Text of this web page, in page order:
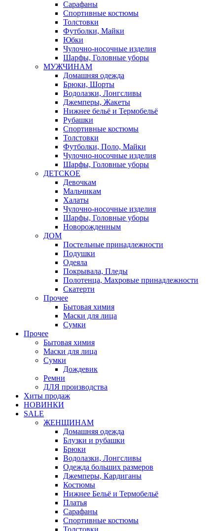
Сарафаны
Спортивные костюмы
Толстовки
Футболки, Майки
Юбки
Чулочно-носочные изделия
Шарфы, Головные уборы
МУЖЧИНАМ
Домашняя одежда
Брюки, Шорты
Водолазки, Лонгсливы
Джемперы, Жакеты
Нижнее бельё и Термобельё
Рубашки
Спортивные костюмы
Толстовки
Футболки, Поло, Майки
Чулочно-носочные изделия
Шарфы, Головные уборы
ДЕТСКОЕ
Девочкам
Мальчикам
Халаты
Чулочно-носочные изделия
Шарфы, Головные уборы
Новорожденным
ДОМ
Постельные принадлежности
Подушки
Одеяла
Покрывала, Пледы
Полотенца, Махровые принадлежности
Скатерти
Прочее
Бытовая химия
Маски для лица
Сумки
Прочее
Бытовая химия
Маски для лица
Сумки
Дождевик
Ремни
ДЛЯ производства
Хиты продаж
НОВИНКИ
SALE
ЖЕНЩИНАМ
Домашняя одежда
Блузки и рубашки
Брюки
Водолазки, Лонгсливы
Одежда больших размеров
Джемперы, Кардиганы
Костюмы
Нижнее Бельё и Термобельё
Платья
Сарафаны
Спортивные костюмы
Толстовки